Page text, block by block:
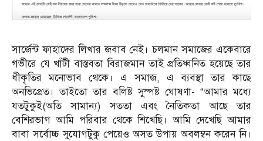
সার্জেন্ট ফাহাদের লিখার জবাব নেই। চলমান সমাজের একেবারে
গভীরে যে খাঁটী বাস্তবতা বিরাজমান তাই প্রতিধ্বনিত হয়েছে তার
ধীকৃতির মনোভাব থেকে। এ সমাজ, এ ব্যবস্থা তার কাছে
অনভিপ্রেত। তাইতো তার বলিষ্ট সুস্পষ্ট ঘোষণা- “আমার মধ্যে
যতটুকুই(অতি সামান্য) সততা এবং নৈতিকতা আছে তার
বেশিরভাগ আমি পরিবার থেকে শিখেছি। আমি দেখেছি আমার
বাবা সর্বোচ্চ সুযোগটুকু পেয়েও অসত উপায় অবলম্বন করেন নি।